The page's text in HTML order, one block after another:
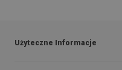
Użyteczne Informacje